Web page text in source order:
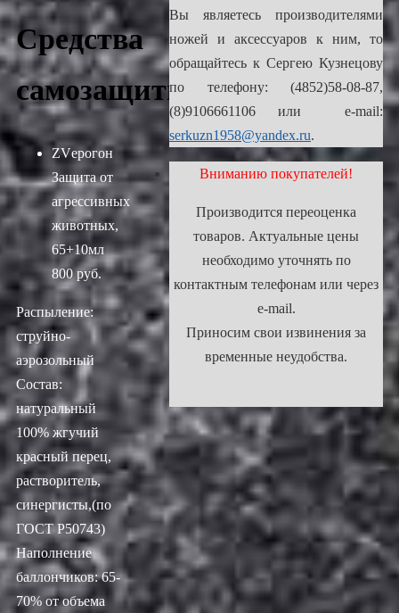
Средства
самозащиты
ZVерогон
Защита от
агрессивных
животных,
65+10мл
800 руб.
Распыление:
струйно-
аэрозольный
Состав:
натуральный
100% жгучий
красный перец,
растворитель,
синергисты,(по
ГОСТ Р50743)
Наполнение
баллончиков: 65-
70% от объема
Вы являетесь производителями
ножей и аксессуаров к ним, то
обращайтесь к Сергею Кузнецову
по телефону: (4852)58-08-87,
(8)9106661106 или e-mail:
serkuzn1958@yandex.ru.
Вниманию покупателей!
Производится переоценка
товаров. Актуальные цены
необходимо уточнять по
контактным телефонам или через
e-mail.
Приносим свои извинения за
временные неудобства.